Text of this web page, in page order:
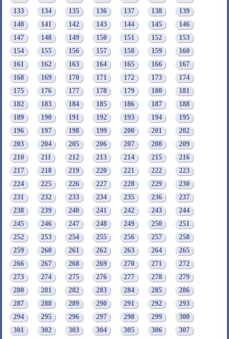
133
134 135 136 137 138
139
140
141 142 143 144 145
146
147
148 149 150 151 152
153
154
155 156 157 158 159
160
161
162 163 164 165 166
167
168
169 170 171 172 173
174
175
176 177 178 179 180
181
182
183 184 185 186 187
188
189
190 191 192 193 194
195
196
197 198 199 200 201
202
203
204 205 206 207 208
209
210
211 212 213 214 215
216
217
218 219 220 221 222
223
224
225 226 227 228 229
230
231
232 233 234 235 236
237
238
239 240 241 242 243
244
245
246 247 248 249 250
251
252
253 254 255 256 257
258
259
260 261 262 263 264
265
266
267 268 269 270 271
272
273
274 275 276 277 278
279
280
281 282 283 284 285
286
287
288 289 290 291 292
293
294
295 296 297 298 299
300
301
302 303 304 305 306
307